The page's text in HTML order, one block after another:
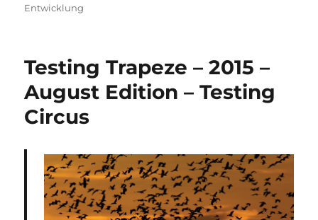
am
Entwicklung
Testing Trapeze – 2015 –
August Edition – Testing
Circus